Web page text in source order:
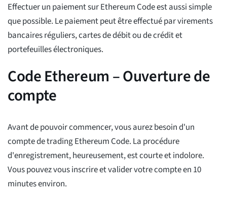
Effectuer un paiement sur Ethereum Code est aussi simple
que possible. Le paiement peut être effectué par virements
bancaires réguliers, cartes de débit ou de crédit et
portefeuilles électroniques.
Code Ethereum – Ouverture de
compte
Avant de pouvoir commencer, vous aurez besoin d'un
compte de trading Ethereum Code. La procédure
d'enregistrement, heureusement, est courte et indolore.
Vous pouvez vous inscrire et valider votre compte en 10
minutes environ.